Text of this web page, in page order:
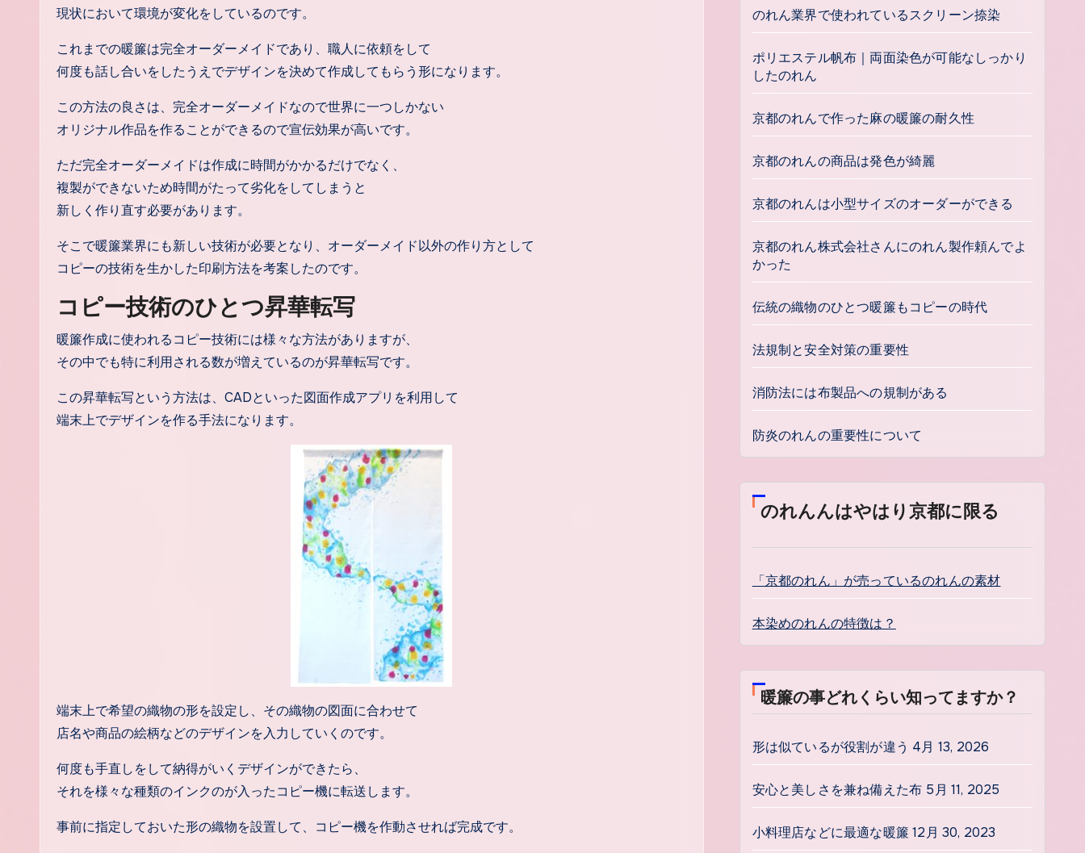
現状において環境が変化をしているのです。
これまでの暖簾は完全オーダーメイドであり、職人に依頼をして
何度も話し合いをしたうえでデザインを決めて作成してもらう形になります。
この方法の良さは、完全オーダーメイドなので世界に一つしかない
オリジナル作品を作ることができるので宣伝効果が高いです。
ただ完全オーダーメイドは作成に時間がかかるだけでなく、
複製ができないため時間がたって劣化をしてしまうと
新しく作り直す必要があります。
そこで暖簾業界にも新しい技術が必要となり、オーダーメイド以外の作り方として
コピーの技術を生かした印刷方法を考案したのです。
コピー技術のひとつ昇華転写
暖簾作成に使われるコピー技術には様々な方法がありますが、
その中でも特に利用される数が増えているのが昇華転写です。
この昇華転写という方法は、CADといった図面作成アプリを利用して
端末上でデザインを作る手法になります。
端末上で希望の織物の形を設定し、その織物の図面に合わせて
店名や商品の絵柄などのデザインを入力していくのです。
何度も手直しをして納得がいくデザインができたら、
それを様々な種類のインクのが入ったコピー機に転送します。
事前に指定しておいた形の織物を設置して、コピー機を作動させれば完成です。
のれん業界で使われているスクリーン捺染
ポリエステル帆布｜両面染色が可能なしっかり
したのれん
京都のれんで作った麻の暖簾の耐久性
京都のれんの商品は発色が綺麗
京都のれんは小型サイズのオーダーができる
京都のれん株式会社さんにのれん製作頼んでよ
かった
伝統の織物のひとつ暖簾もコピーの時代
法規制と安全対策の重要性
消防法には布製品への規制がある
防炎のれんの重要性について
のれんんはやはり京都に限る
「京都のれん」が売っているのれんの素材
本染めのれんの特徴は？
暖簾の事どれくらい知ってますか？
形は似ているが役割が違う 4月 13, 2026
安心と美しさを兼ね備えた布 5月 11, 2025
小料理店などに最適な暖簾 12月 30, 2023